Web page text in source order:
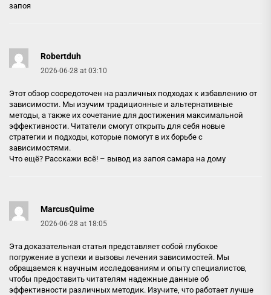
запоя
Robertduh
2026-06-28 at 03:10
Этот обзор сосредоточен на различных подходах к избавлению от
зависимости. Мы изучим традиционные и альтернативные
методы, а также их сочетание для достижения максимальной
эффективности. Читатели смогут открыть для себя новые
стратегии и подходы, которые помогут в их борьбе с
зависимостями.
Что ещё? Расскажи всё! – вывод из запоя самара на дому
MarcusQuime
2026-06-28 at 18:05
Эта доказательная статья представляет собой глубокое
погружение в успехи и вызовы лечения зависимостей. Мы
обращаемся к научным исследованиям и опыту специалистов,
чтобы предоставить читателям надежные данные об
эффективности различных методик. Изучите, что работает лучше